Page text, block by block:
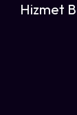
Hizmet